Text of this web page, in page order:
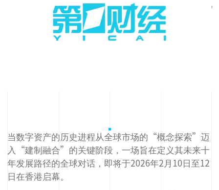
当数字资产的历史进程从全球市场的“概念探索”迈
入“建制融合”的关键阶段，一场旨在定义其未来十
年发展路径的全球对话，即将于2026年2月10日至12
日在香港启幕。